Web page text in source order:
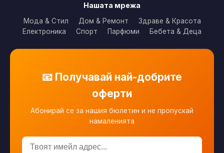
Нашата мрежа
Мода & Стил Дом & Ремонт
Здраве & Красота
Електроника
Спорт Парфюми Бебета & Деца
📧 Получавай най-добрите
оферти
Абонирай се за нашия бюлетин и не пропускай
намаленията